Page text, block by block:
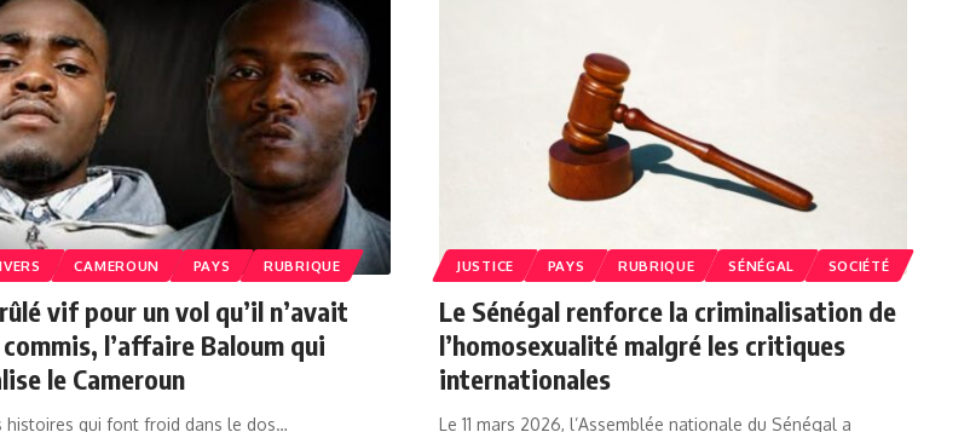
CAMEROUN PAYS RUBRIQUE
vif pour un vol qu’il n’avait
l’affaire Baloum qui
le Cameroun
histoires qui font froid dans le dos…
JUSTICE PAYS RUBRIQUE SÉNÉGAL SOCIÉTÉ
Le Sénégal renforce la criminalisation de
l’homosexualité malgré les critiques
internationales
Le 11 mars 2026, l’Assemblée nationale du Sénégal a